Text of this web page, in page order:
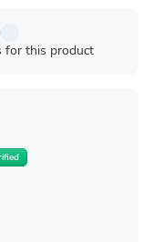
for this product